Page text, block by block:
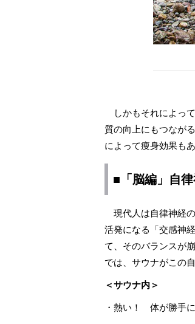
しかもそれによっ
質の向上にもつなが
によって痩身効果も
■「脳編」自
現代人は自律神経
活発になる「交感神
て、そのバランスが
では、サウナがこの
＜サウナ内＞
・熱い！ 体が勝手